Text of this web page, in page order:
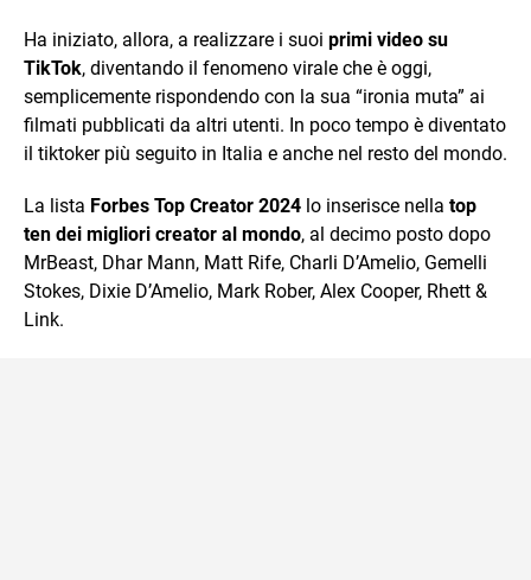
Ha iniziato, allora, a realizzare i suoi primi video su
TikTok, diventando il fenomeno virale che è oggi,
semplicemente rispondendo con la sua “ironia muta” ai
filmati pubblicati da altri utenti. In poco tempo è diventato
il tiktoker più seguito in Italia e anche nel resto del mondo.
La lista Forbes Top Creator 2024 lo inserisce nella top
ten dei migliori creator al mondo, al decimo posto dopo
MrBeast, Dhar Mann, Matt Rife, Charli D’Amelio, Gemelli
Stokes, Dixie D’Amelio, Mark Rober, Alex Cooper, Rhett &
Link.